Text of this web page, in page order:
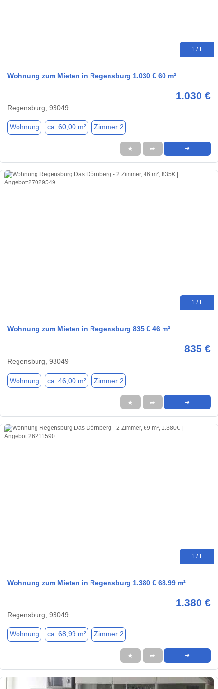
1 / 1
Wohnung zum Mieten in Regensburg 1.030 € 60 m²
1.030 €
Regensburg, 93049
Wohnung ca. 60,00 m² Zimmer 2
★ ➦ ➜
1 / 1
Wohnung zum Mieten in Regensburg 835 € 46 m²
835 €
Regensburg, 93049
Wohnung ca. 46,00 m² Zimmer 2
★ ➦ ➜
1 / 1
Wohnung zum Mieten in Regensburg 1.380 € 68.99 m²
1.380 €
Regensburg, 93049
Wohnung ca. 68,99 m² Zimmer 2
★ ➦ ➜